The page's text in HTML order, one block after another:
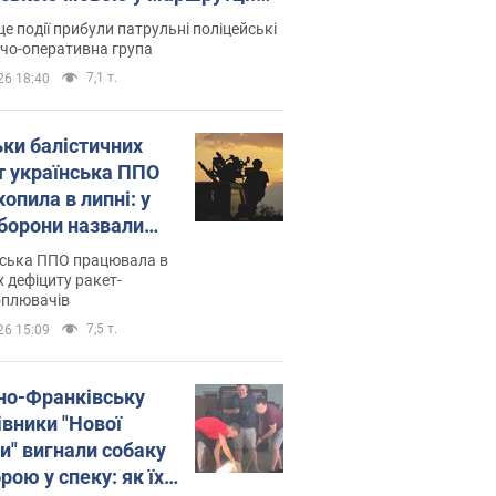
склала адмінпротокол.
події прибули патрульні поліцейські
оперативна група
18:40 7,1 т.
балістичних
українська ППО
в липні: у
назвали
ППО працювала в
дефіциту ракет-
15:09 7,5 т.
Франківську
"Нової
вигнали собаку
у спеку: як їх